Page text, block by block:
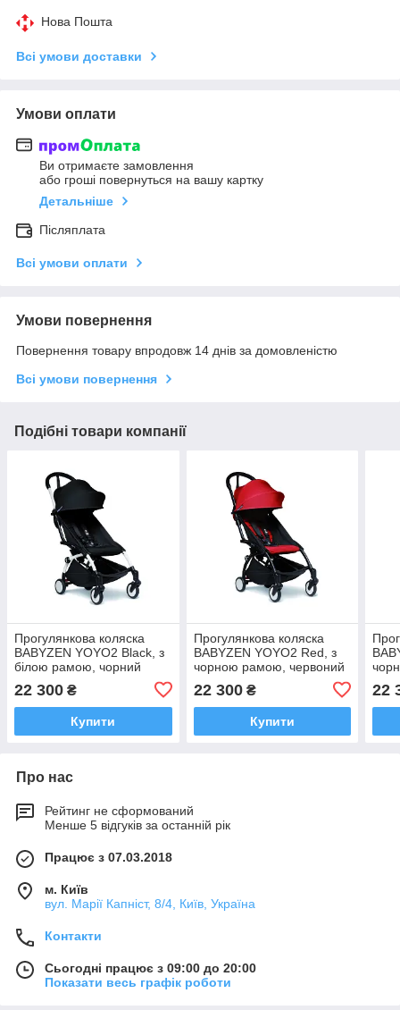
Нова Пошта
Всі умови доставки
Умови оплати
Ви отримаєте замовлення
або гроші повернуться на вашу картку
Детальніше
Післяплата
Всі умови оплати
Умови повернення
Повернення товару впродовж 14 днів за домовленістю
Всі умови повернення
Подібні товари компанії
Прогулянкова коляска
BABYZEN YOYO2 Black, з
білою рамою, чорний
(BZ10109-01/BZ10104-05)
22 300 ₴
Купити
Прогулянкова коляска
BABYZEN YOYO2 Red, з
чорною рамою, червоний
(BZ10109-02/BZ10104-04)
22 300₴
Купити
22
Про нас
Рейтинг не сформований
Менше 5 відгуків за останній рік
Працює з 07.03.2018
м. Київ
вул. Марії Капніст, 8/4, Київ, Україна
Контакти
Сьогодні працює з 09:00 до 20:00
Показати весь графік роботи